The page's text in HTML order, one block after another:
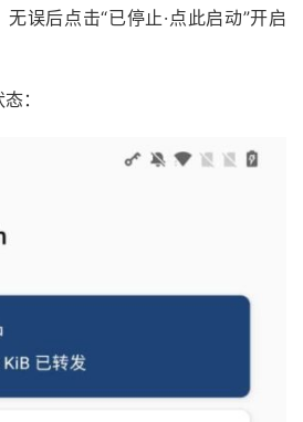
误后点击“已停止·点此启动”开启
：